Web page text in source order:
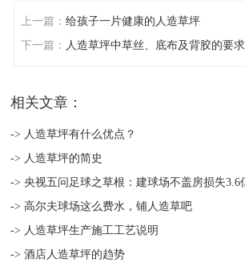
上一篇：给孩子一片健康的人造草坪
下一篇： 人造草坪中草丝、底布及背胶的要求
相关文章：
-> 人造草坪有什么优点？
-> 人造草坪的简史
-> 央视五问足球之草根：建球场不盖房损失3.6
-> 高尔夫球场这么费水，铺人造草吧
-> 人造草坪生产施工工艺说明
-> 酒店人造草坪的趋势